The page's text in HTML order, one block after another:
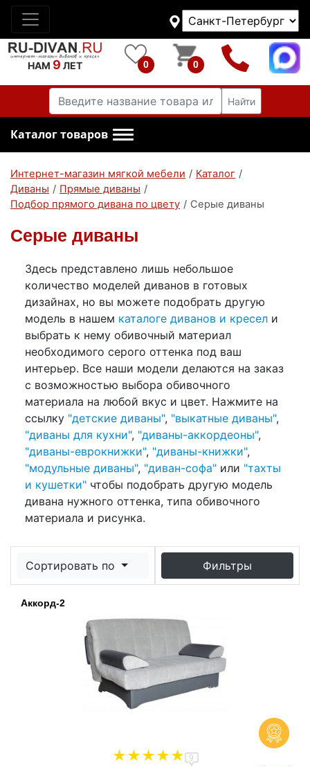
НАМ 9 ЛЕТ 0 0
Найти
Каталог товаров
Интернет-магазин мягкой мебели / Каталог /
Диваны / Прямые диваны /
Подбор прямого дивана по цвету / Серые диваны
Серые диваны
Здесь представлено лишь небольшое
количество моделей диванов в готовых
дизайнах, но вы можете подобрать другую
модель в нашем каталоге диванов и кресел и
выбрать к нему обивочный материал
необходимого серого оттенка под ваш
интерьер. Все наши модели делаются на заказ
с возможностью выбора обивочного
материала на любой вкус и цвет. Нажмите на
ссылку "детские диваны", "выкатные диваны",
"диваны для кухни", "диваны-аккордеоны",
"диваны-еврокнижки", "диваны-книжки",
"модульные диваны", "диван-софа" или "тахты
и кушетки" чтобы подобрать другую модель
дивана нужного оттенка, типа обивочного
материала и рисунка.
Сортировать по Фильтры
Аккорд-2
9